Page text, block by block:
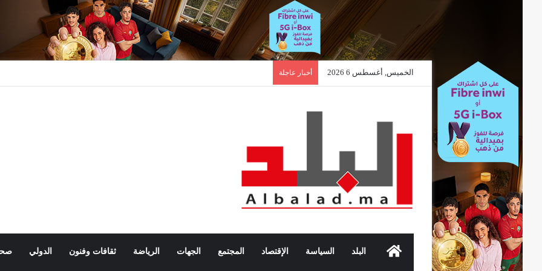
الخميس, أغسطس 6 2026 أخبار عاجلة
الرئيسيةالبلد السياسة الإقتصاد المجتمع الجهات الرياضة ثقافات وفنون الدولي